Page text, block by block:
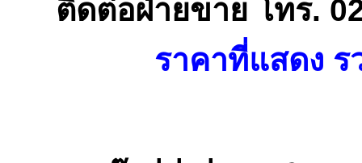
ติดต่อฝ่ายขาย โทร.
ราคาที่แสดง